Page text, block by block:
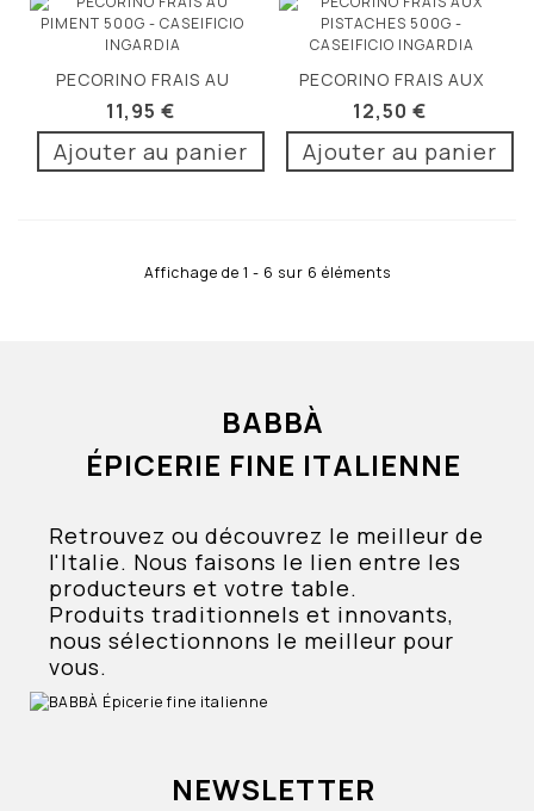
PECORINO FRAIS AU
PIMENT 500G
11,95 €
Ajouter au panier
PECORINO FRAIS AUX
PISTACHES 500G
12,50 €
Ajouter au panier
Affichage de 1 - 6 sur 6 éléments
BABBÀ
ÉPICERIE FINE ITALIENNE
Retrouvez ou découvrez le meilleur de
l'Italie. Nous faisons le lien entre les
producteurs et votre table.
Produits traditionnels et innovants,
nous sélectionnons le meilleur pour
vous.
NEWSLETTER